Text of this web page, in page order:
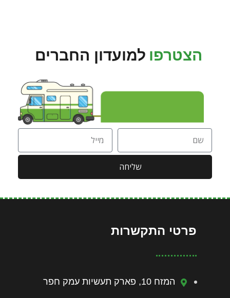
הצטרפו למועדון החברים
שליחה
פרטי התקשרות
המזח 10, פארק תעשיות עמק חפר